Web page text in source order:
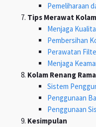
Pemeliharaan
Tips Merawat
Menjaga
Pembersihan
Perawatan
Menjaga
Kolam Renang
Sistem
Penggunaan
Penggunaan
Kesimpulan